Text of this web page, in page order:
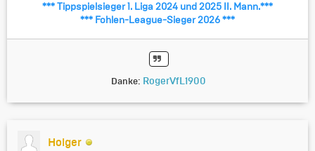
*** Tippspielsieger 1. Liga 2024 und 2025 II. Mann.***
*** Fohlen-League-Sieger 2026 ***
Danke: RogerVfL1900
Holger